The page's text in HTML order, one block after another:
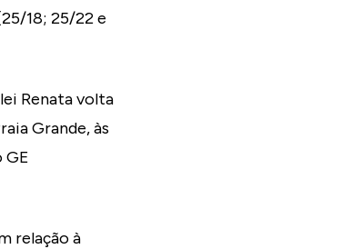
18; 25/22 e
Renata volta
Grande, às
GE
relação à